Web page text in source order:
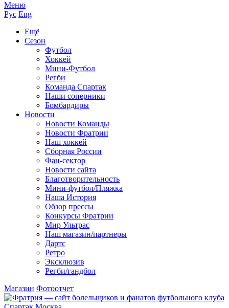
Меню
Рус Eng
Ещё
Сезон
Футбол
Хоккей
Мини-Футбол
Регби
Команда Спартак
Наши соперники
Бомбардиры
Новости
Новости Команды
Новости Фратрии
Наш хоккей
Сборная России
Фан-cектор
Новости сайта
Благотворительность
Мини-футбол/Пляжка
Наша История
Обзор прессы
Конкурсы Фратрии
Мир Ультрас
Наш магазин/партнеры
Дартс
Ретро
Эксклюзив
Регби/гандбол
Магазин Фотоотчет